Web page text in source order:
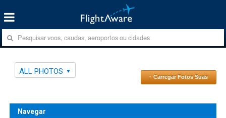
ALL PHOTOS
↑ Carregar Fotos Suas
Navegar